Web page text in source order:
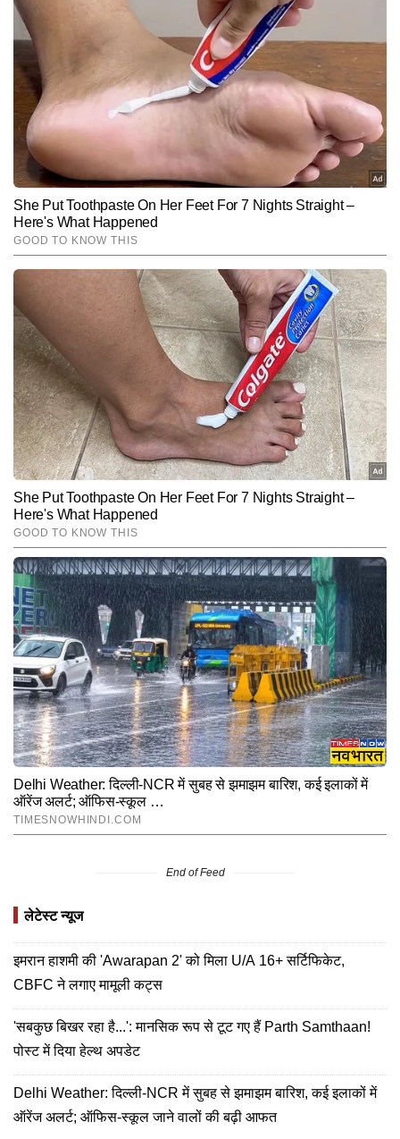
End of Feed
लेटेस्ट न्यूज
इमरान हाशमी की 'Awarapan 2' को मिला U/A 16+ सर्टिफिकेट,
CBFC ने लगाए मामूली कट्स
'सबकुछ बिखर रहा है...': मानसिक रूप से टूट गए हैं Parth Samthaan!
पोस्ट में दिया हेल्थ अपडेट
Delhi Weather: दिल्ली-NCR में सुबह से झमाझम बारिश, कई इलाकों में
ऑरेंज अलर्ट; ऑफिस-स्कूल जाने वालों की बढ़ी आफत